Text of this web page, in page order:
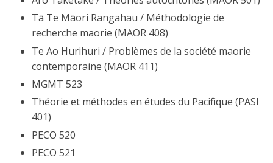
Tā Te Māori Rangahau / Méthodologie de
recherche maorie (MAOR 408)
Te Ao Hurihuri / Problèmes de la société maorie
contemporaine (MAOR 411)
MGMT 523
Théorie et méthodes en études du Pacifique (PASI
401)
PECO 520
PECO 521